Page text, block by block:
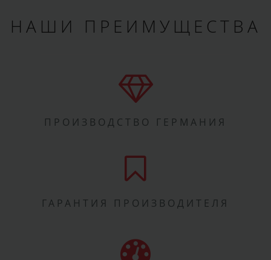
НАШИ ПРЕИМУЩЕСТВА
ПРОИЗВОДСТВО ГЕРМАНИЯ
ГАРАНТИЯ ПРОИЗВОДИТЕЛЯ